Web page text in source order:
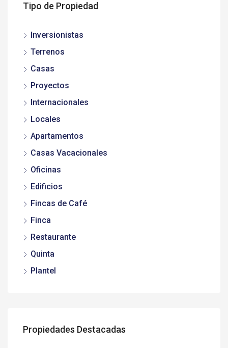
Tipo de Propiedad
Inversionistas
Terrenos
Casas
Proyectos
Internacionales
Locales
Apartamentos
Casas Vacacionales
Oficinas
Edificios
Fincas de Café
Finca
Restaurante
Quinta
Plantel
Propiedades Destacadas